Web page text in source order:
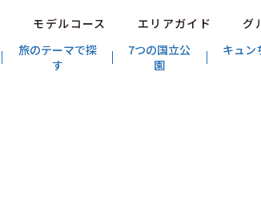
モデルコース エリアガイド グ
旅のテーマで探
す
7つの国立公
園
キュン